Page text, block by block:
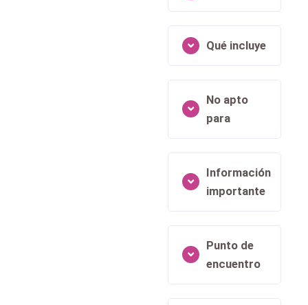
Qué incluye
No apto
para
Información
importante
Punto de
encuentro